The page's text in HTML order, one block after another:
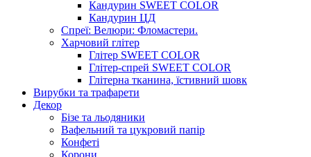
Кандурин SWEET COLOR
Кандурин ЦД
Спреї: Велюри: Фломастери.
Харчовий глітер
Глітер SWEET COLOR
Глітер-спрей SWEET COLOR
Глітерна тканина, їстивний шовк
Вирубки та трафарети
Декор
Бізе та льодяники
Вафельний та цукровий папір
Конфеті
Корони